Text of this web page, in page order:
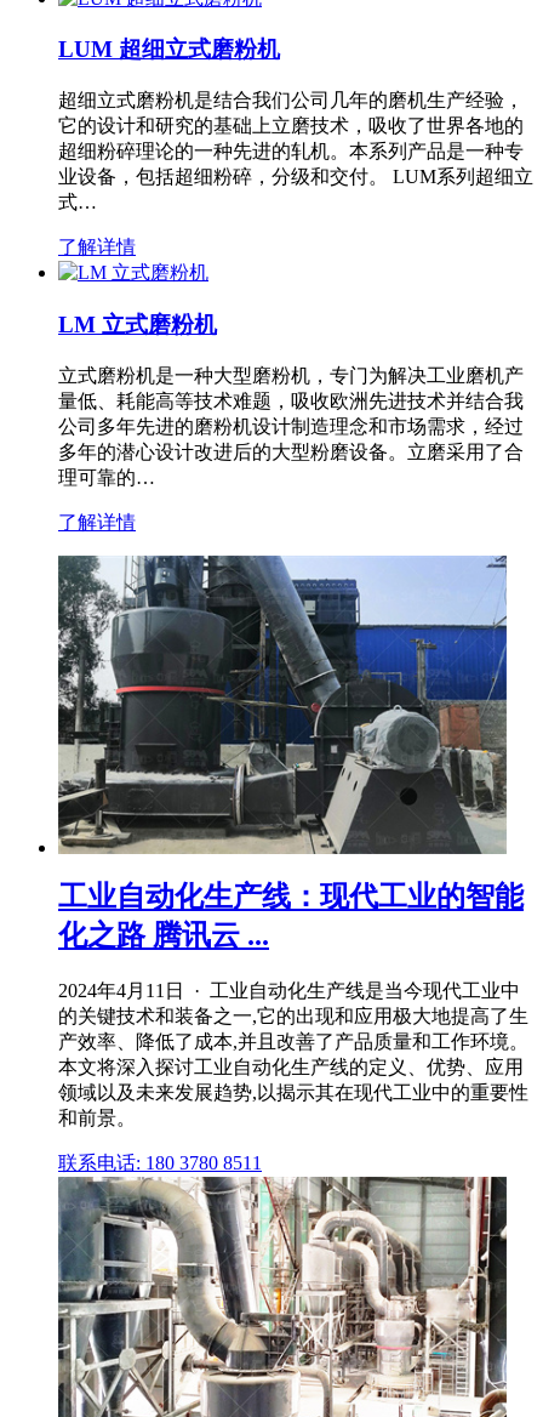
LUM 超细立式磨粉机
超细立式磨粉机是结合我们公司几年的磨机生产经验，
它的设计和研究的基础上立磨技术，吸收了世界各地的
超细粉碎理论的一种先进的轧机。本系列产品是一种专
业设备，包括超细粉碎，分级和交付。 LUM系列超细立
式…
了解详情
LM 立式磨粉机
立式磨粉机是一种大型磨粉机，专门为解决工业磨机产
量低、耗能高等技术难题，吸收欧洲先进技术并结合我
公司多年先进的磨粉机设计制造理念和市场需求，经过
多年的潜心设计改进后的大型粉磨设备。立磨采用了合
理可靠的…
了解详情
工业自动化生产线：现代工业的智能
化之路 腾讯云 ...
2024年4月11日 · 工业自动化生产线是当今现代工业中
的关键技术和装备之一,它的出现和应用极大地提高了生
产效率、降低了成本,并且改善了产品质量和工作环境。
本文将深入探讨工业自动化生产线的定义、优势、应用
领域以及未来发展趋势,以揭示其在现代工业中的重要性
和前景。
联系电话: 180 3780 8511